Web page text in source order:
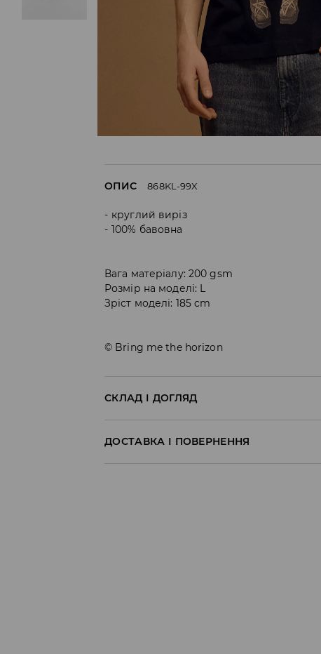
ОПИС 868KL-99X
круглий виріз
100% бавовна
Вага матеріалу: 200 gsm
Розмір на моделі: L
Зріст моделі: 185 cm
© Bring me the horizon
СКЛАД І ДОГЛЯД
ДОСТАВКА І ПОВЕРНЕННЯ